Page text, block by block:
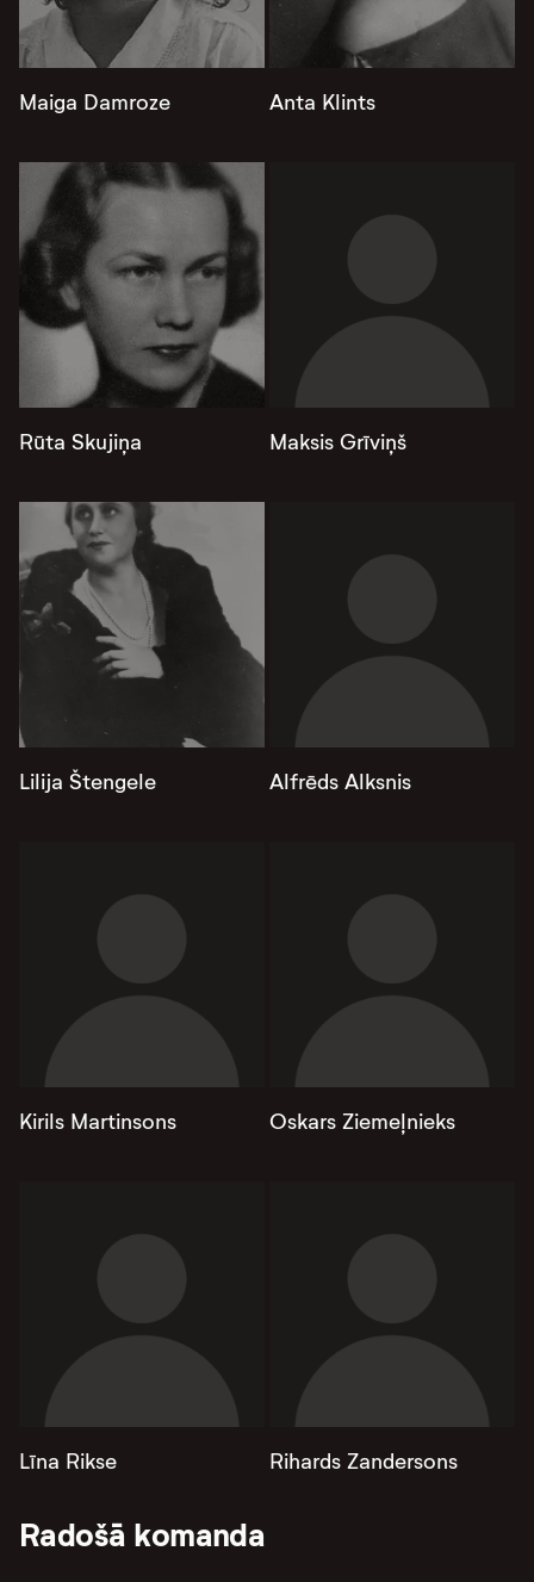
Maiga Damroze Anta Klints
Rūta Skujiņa Maksis Grīviņš
Lilija Štengele Alfrēds Alksnis
Kirils Martinsons Oskars Ziemeļnieks
Līna Rikse Rihards Zandersons
Radošā komanda